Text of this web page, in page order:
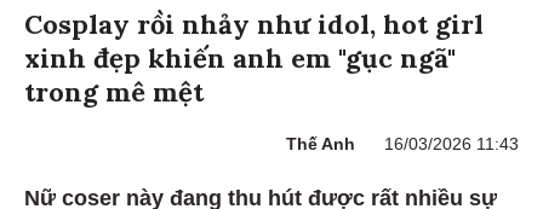
Cosplay rồi nhảy như idol, hot girl
xinh đẹp khiến anh em "gục ngã"
trong mê mệt
Thế Anh 16/03/2026 11:43
Nữ coser này đang thu hút được rất nhiều sự